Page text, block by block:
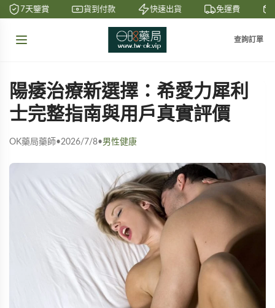
7天鑒賞 貨到付款 快速出貨 免運費
查詢訂單
陽痿治療新選擇：希愛力犀利
士完整指南與用戶真實評價
OK藥局藥師•2026/7/8•男性健康